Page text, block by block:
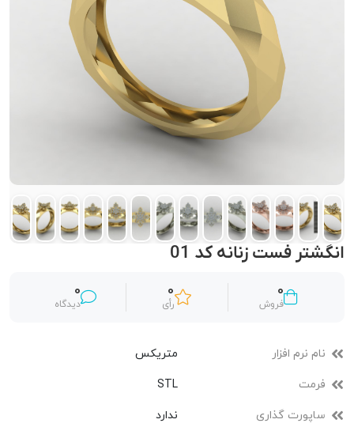
انگشتر فست زنانه کد 01
0
فروش
0
رأی
0
دیدگاه
نام نرم افزار متریکس
فرمت STL
ساپورت گذاری ندارد